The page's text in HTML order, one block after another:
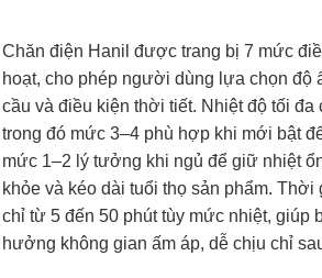
Chăn điện Hanil được trang bị 7 mức
hoạt, cho phép người dùng lựa chọn độ
cầu và điều kiện thời tiết. Nhiệt độ tối đa
trong đó mức 3–4 phù hợp khi mới bật
mức 1–2 lý tưởng khi ngủ để giữ nhiệt
khỏe và kéo dài tuổi thọ sản phẩm. Thời
chỉ từ 5 đến 50 phút tùy mức nhiệt, giúp
hưởng không gian ấm áp, dễ chịu chỉ